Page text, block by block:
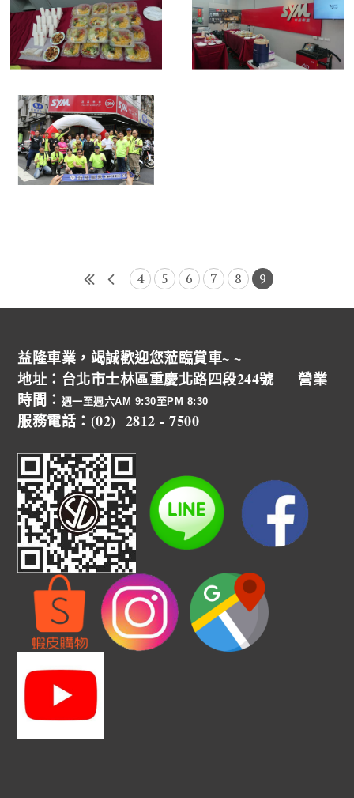
4 5 6 7 8 9
益隆車業，竭誠歡迎您蒞臨賞車~ ~
地址：台北市士林區重慶北路四段244號 營業
時間： 週一至週六AM 9:30至PM 8:30
服務電話：(02) 2812 - 7500